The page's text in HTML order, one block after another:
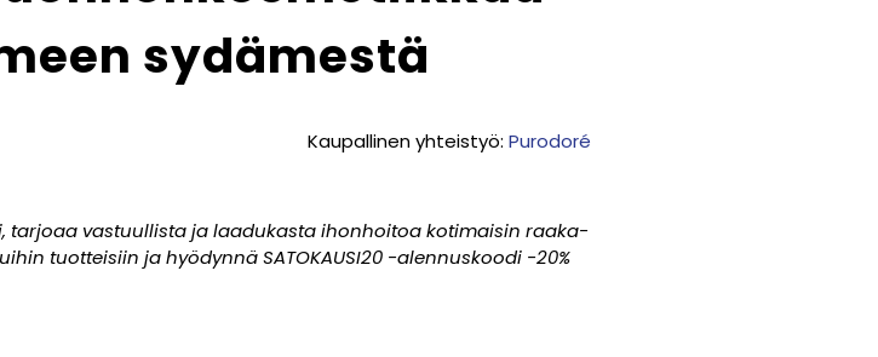
sydämestä
Kaupallinen yhteistyö: Purodoré
vastuullista ja laadukasta ihonhoitoa kotimaisin raaka-
tuotteisiin ja hyödynnä SATOKAUSI20 -alennuskoodi -20%